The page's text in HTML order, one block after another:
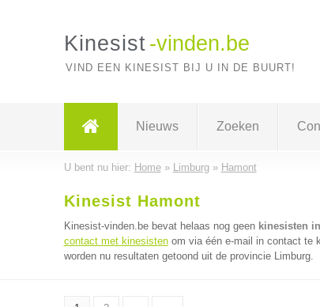
Kinesist -vinden.be
VIND EEN KINESIST BIJ U IN DE BUURT!
Nieuws Zoeken
U bent nu hier: Home» Limburg» Hamont
Kinesist Hamont
Kinesist-vinden.be bevat helaas nog geen kinesisten
contact met kinesistenom via één e-mail in contact te
worden nu resultaten getoond uit de provincie Limburg.